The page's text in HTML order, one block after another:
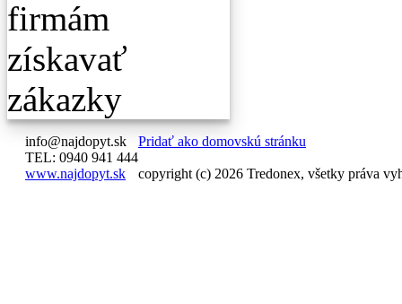
info@najdopyt.sk
TEL: 0940 941 444
www.najdopyt.sk
Pridať ako domovskú stránku
copyright (c) 2026 Tredonex, všetky práva